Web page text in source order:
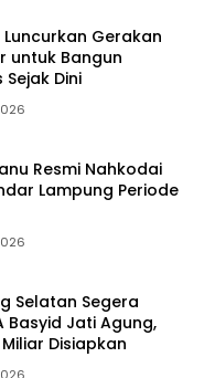
Gerakan
untuk Bangun
Dini
Resmi Nahkodai
Lampung Periode
Selatan Segera
Basyid Jati Agung,
Disiapkan